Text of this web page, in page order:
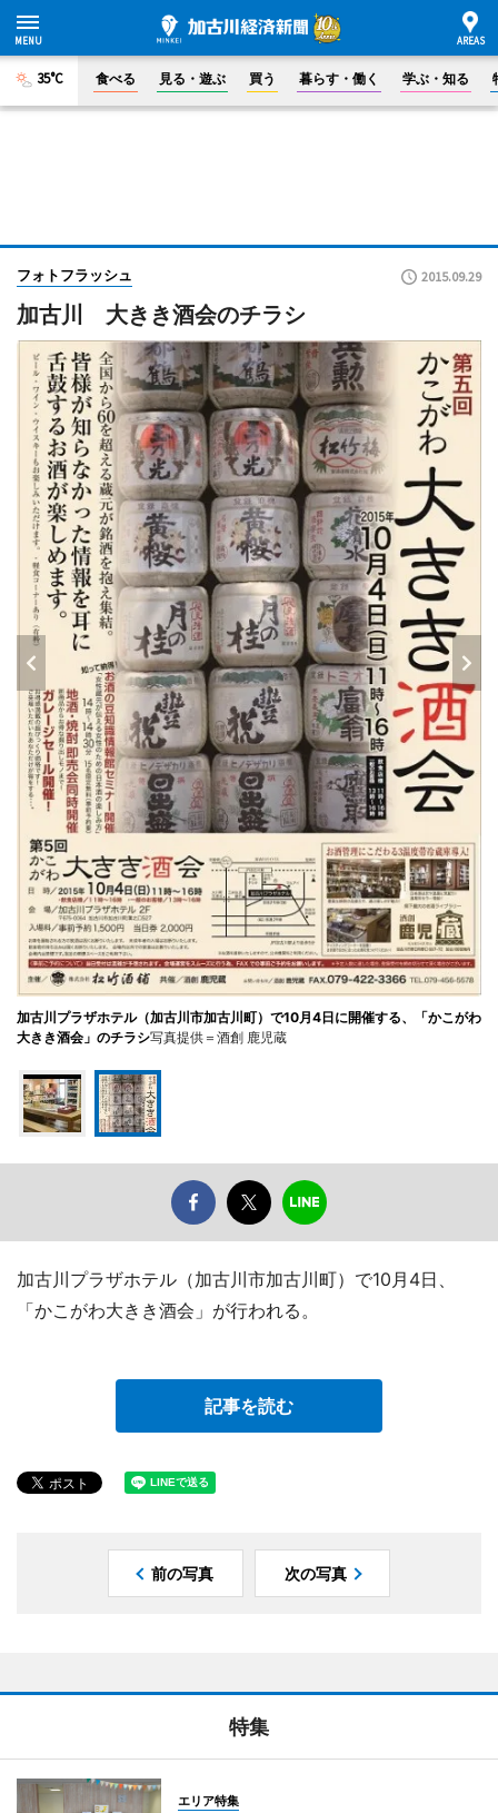
35°C 食べる 見る・遊ぶ 買う 暮らす・働く 学ぶ・知る
フォトフラッシュ 2015.09.29
加古川 大きき酒会のチラシ
加古川プラザホテル（加古川市加古川町）で10月4日に開催する、「かこがわ
大きき酒会」のチラシ写真提供＝酒創 鹿児蔵
加古川プラザホテル（加古川市加古川町）で10月4日、
「かこがわ大きき酒会」が行われる。
記事を読む
前の写真 次の写真
特集
エリア特集